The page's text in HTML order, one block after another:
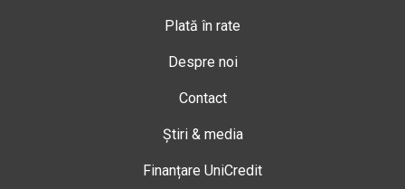
Plată în rate
Despre noi
Contact
Știri & media
Finanțare UniCredit